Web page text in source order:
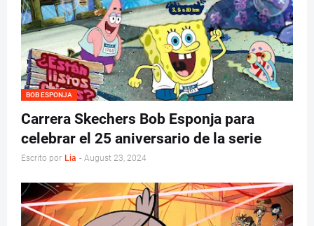
BOB ESPONJA
Carrera Skechers Bob Esponja para
celebrar el 25 aniversario de la serie
Escrito por Lia - August 23, 2024